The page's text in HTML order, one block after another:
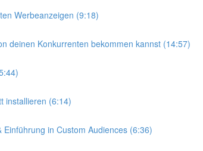
Werbeanzeigen (9:18)
deinen Konkurrenten bekommen kannst (14:57)
installieren (6:14)
in Custom Audiences (6:36)